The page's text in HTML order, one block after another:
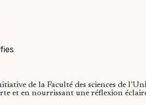
de la Faculté des sciences de
et en nourrissant une réflexion